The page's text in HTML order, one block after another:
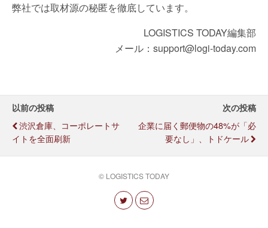
弊社では取材源の秘匿を徹底しています。
LOGISTICS TODAY編集部
メール：support@logi-today.com
以前の投稿
渋沢倉庫、コーポレートサ
イトを全面刷新
次の投稿
企業に届く郵便物の48%が「必
要なし」、トドケール
© LOGISTICS TODAY